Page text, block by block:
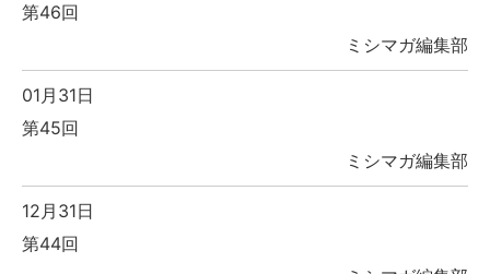
第46回
ミシマガ編集部
01月31日
第45回
ミシマガ編集部
12月31日
第44回